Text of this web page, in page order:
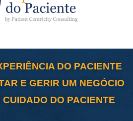
DO PACIENTE
E GERIR UM NEGÓCIO
DO PACIENTE